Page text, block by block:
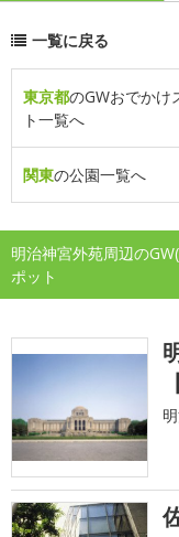
一覧に戻る
東京都のGWおでかけ
ト一覧へ
関東の公園一覧へ
明治神宮外苑周辺の
ポット